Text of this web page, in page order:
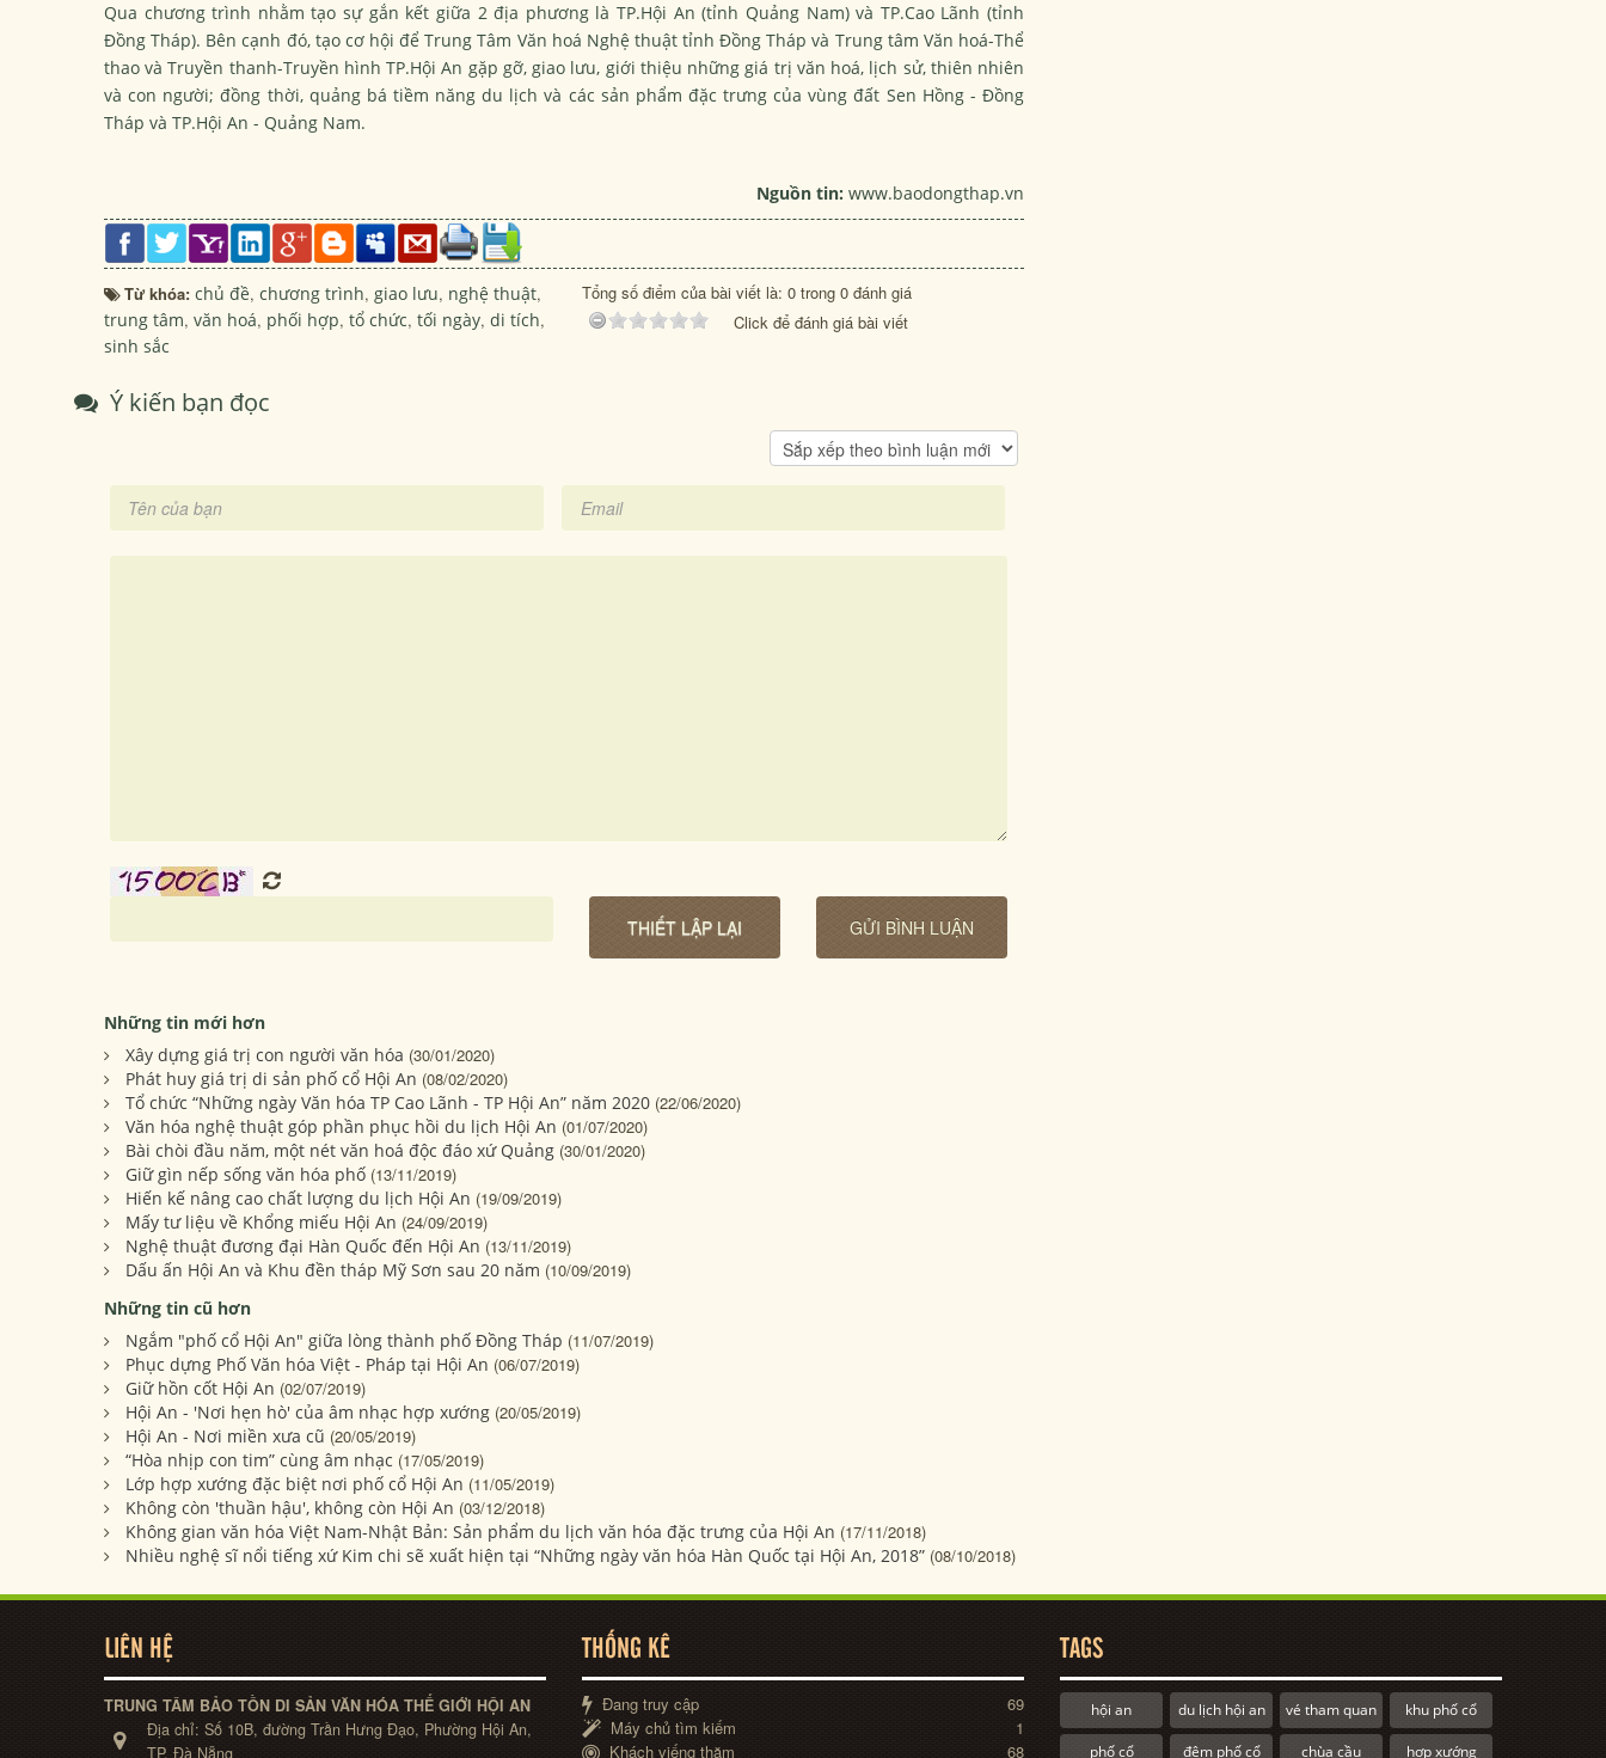
Qua chương trình nhằm tạo sự gắn kết giữa 2 địa phương là TP.Hội An (tỉnh Quảng Nam) và TP.Cao Lãnh (tỉnh
Đồng Tháp). Bên cạnh đó, tạo cơ hội để Trung Tâm Văn hoá Nghệ thuật tỉnh Đồng Tháp và Trung tâm Văn hoá-Thể
thao và Truyền thanh-Truyền hình TP.Hội An gặp gỡ, giao lưu, giới thiệu những giá trị văn hoá, lịch sử, thiên nhiên
và con người; đồng thời, quảng bá tiềm năng du lịch và các sản phẩm đặc trưng của vùng đất Sen Hồng - Đồng
Tháp và TP.Hội An - Quảng Nam.
Nguồn tin: www.baodongthap.vn
Từ khóa: chủ đề, chương trình, giao lưu, nghệ thuật,
trung tâm, văn hoá, phối hợp, tổ chức, tối ngày, di tích,
sinh sắc
Tổng số điểm của bài viết là: 0 trong 0 đánh giá
Click để đánh giá bài viết
Ý kiến bạn đọc
Những tin mới hơn
Xây dựng giá trị con người văn hóa (30/01/2020)
Phát huy giá trị di sản phố cổ Hội An (08/02/2020)
Tổ chức “Những ngày Văn hóa TP Cao Lãnh - TP Hội An” năm 2020 (22/06/2020)
Văn hóa nghệ thuật góp phần phục hồi du lịch Hội An (01/07/2020)
Bài chòi đầu năm, một nét văn hoá độc đáo xứ Quảng (30/01/2020)
Giữ gìn nếp sống văn hóa phố (13/11/2019)
Hiến kế nâng cao chất lượng du lịch Hội An (19/09/2019)
Mấy tư liệu về Khổng miếu Hội An (24/09/2019)
Nghệ thuật đương đại Hàn Quốc đến Hội An (13/11/2019)
Dấu ấn Hội An và Khu đền tháp Mỹ Sơn sau 20 năm (10/09/2019)
Những tin cũ hơn
Ngắm "phố cổ Hội An" giữa lòng thành phố Đồng Tháp (11/07/2019)
Phục dựng Phố Văn hóa Việt - Pháp tại Hội An (06/07/2019)
Giữ hồn cốt Hội An (02/07/2019)
Hội An - 'Nơi hẹn hò' của âm nhạc hợp xướng (20/05/2019)
Hội An - Nơi miền xưa cũ (20/05/2019)
“Hòa nhịp con tim” cùng âm nhạc (17/05/2019)
Lớp hợp xướng đặc biệt nơi phố cổ Hội An (11/05/2019)
Không còn 'thuần hậu', không còn Hội An (03/12/2018)
Không gian văn hóa Việt Nam-Nhật Bản: Sản phẩm du lịch văn hóa đặc trưng của Hội An (17/11/2018)
Nhiều nghệ sĩ nổi tiếng xứ Kim chi sẽ xuất hiện tại “Những ngày văn hóa Hàn Quốc tại Hội An, 2018” (08/10/2018)
LIÊN HỆ
TRUNG TÂM BẢO TỒN DI SẢN VĂN HÓA THẾ GIỚI HỘI AN
Địa chỉ: Số 10B, đường Trần Hưng Đạo, Phường Hội An,
TP. Đà Nẵng
THỐNG KÊ
Đang truy cập
69
Máy chủ tìm kiếm
1
Khách viếng thăm
68
TAGS
hội an du lịch hội an vé tham quan khu phố cổ
phố cổ đêm phố cổ chùa cầu hợp xướng